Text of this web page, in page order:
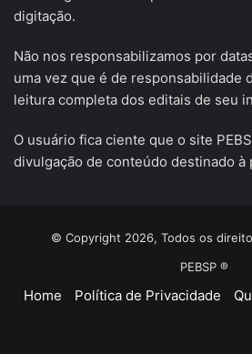
digitação.
Não nos responsabilizamos por
uma vez que é de responsabilidade
leitura completa dos editais de seu
O usuário fica ciente que o site
divulgação de conteúdo destinado à
© Copyright 2026, Todos os
PEBSP ®
Home Política de Privacidade